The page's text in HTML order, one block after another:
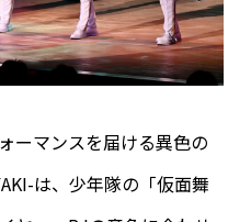
マンスを届ける異色の
は、少年隊の「仮面舞